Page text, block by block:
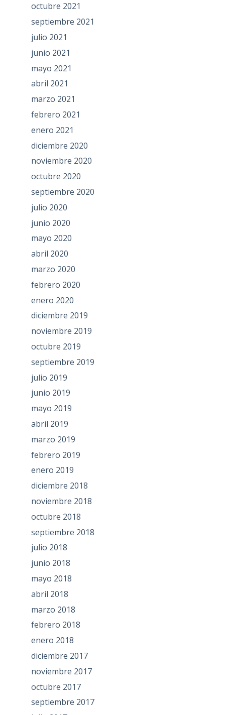
octubre 2021
septiembre 2021
julio 2021
junio 2021
mayo 2021
abril 2021
marzo 2021
febrero 2021
enero 2021
diciembre 2020
noviembre 2020
octubre 2020
septiembre 2020
julio 2020
junio 2020
mayo 2020
abril 2020
marzo 2020
febrero 2020
enero 2020
diciembre 2019
noviembre 2019
octubre 2019
septiembre 2019
julio 2019
junio 2019
mayo 2019
abril 2019
marzo 2019
febrero 2019
enero 2019
diciembre 2018
noviembre 2018
octubre 2018
septiembre 2018
julio 2018
junio 2018
mayo 2018
abril 2018
marzo 2018
febrero 2018
enero 2018
diciembre 2017
noviembre 2017
octubre 2017
septiembre 2017